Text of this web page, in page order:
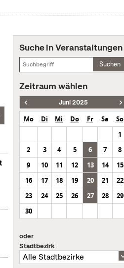
Suche in Veranstaltungen
Suchen
Zeitraum wählen
Juni 2025
Mo Di Mi Do Fr Sa
So
1
2
3 4 5 6 7
8
9
10 11 12 13 14
15
16
17 18 19 20 21
22
23
24 25 26 27 28
29
30
oder
Stadtbezirk